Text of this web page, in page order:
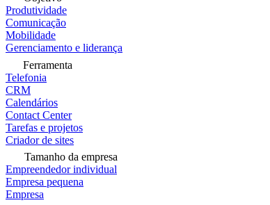
Produtividade
Comunicação
Mobilidade
Gerenciamento e liderança
Ferramenta
Telefonia
CRM
Calendários
Contact Center
Tarefas e projetos
Criador de sites
Tamanho da empresa
Empreendedor individual
Empresa pequena
Empresa